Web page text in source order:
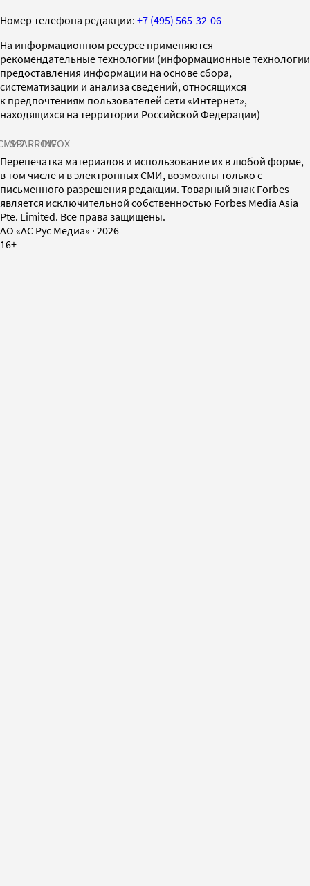
Номер телефона редакции: +7 (495) 565-32-06
На информационном ресурсе применяются
рекомендательные технологии (информационные технологии
предоставления информации на основе сбора,
систематизации и анализа сведений, относящихся
к предпочтениям пользователей сети «Интернет»,
находящихся на территории Российской Федерации)
SPARROWINFOX
Перепечатка материалов и использование их в любой форме,
в том числе и в электронных СМИ, возможны только с
письменного разрешения редакции. Товарный знак Forbes
является исключительной собственностью Forbes Media Asia
Pte. Limited. Все права защищены.
AO «АС Рус Медиа» · 2026
16+